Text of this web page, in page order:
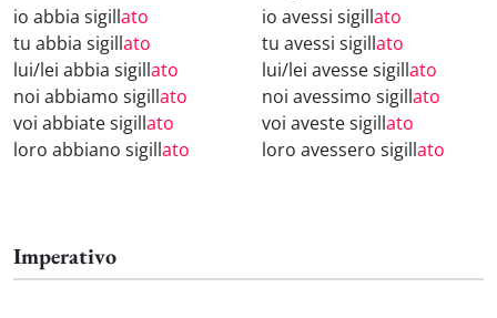
io abbia sigillato
tu abbia sigillato
lui/lei abbia sigillato
noi abbiamo sigillato
voi abbiate sigillato
loro abbiano sigillato
io avessi sigillato
tu avessi sigillato
lui/lei avesse sigillato
noi avessimo sigillato
voi aveste sigillato
loro avessero sigillato
Imperativo